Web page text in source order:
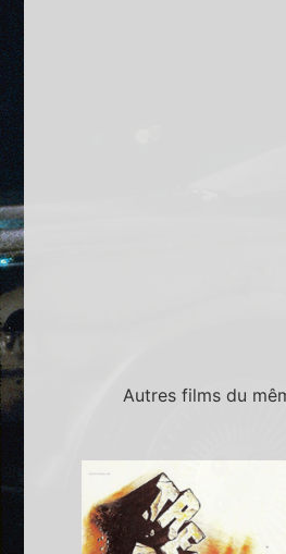
Autres films du